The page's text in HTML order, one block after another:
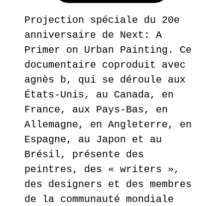
BILLETTERIE
AUTRE
MONDE
DANS
NOTRE
MONDE
COLLECTIF
EN
Projection spéciale du 20e
anniversaire de Next: A
Primer on Urban Painting. Ce
documentaire coproduit avec
agnès b, qui se déroule aux
États-Unis, au Canada, en
France, aux Pays-Bas, en
Allemagne, en Angleterre, en
Espagne, au Japon et au
Brésil, présente des
peintres, des « writers »,
des designers et des membres
de la communauté mondiale